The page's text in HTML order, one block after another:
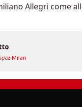
Allegri come